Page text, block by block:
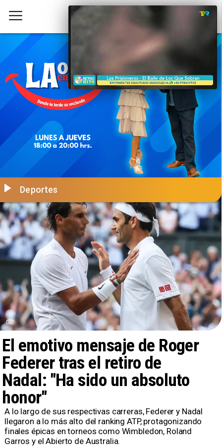
El emotivo mensaje de Roger
Federer tras el retiro de
Nadal: "Ha sido un absoluto
honor"
Deportes
​A lo largo de sus respectivas carreras, Federer y Nadal
llegaron a lo más alto del ranking ATP, protagonizando
finales épicas en torneos como Wimbledon, Roland
Garros y el Abierto de Australia.